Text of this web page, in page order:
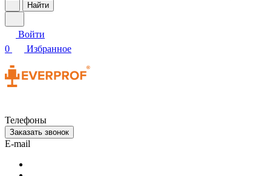
Найти
Войти
0
Избранное
Телефоны
Заказать звонок
E-mail